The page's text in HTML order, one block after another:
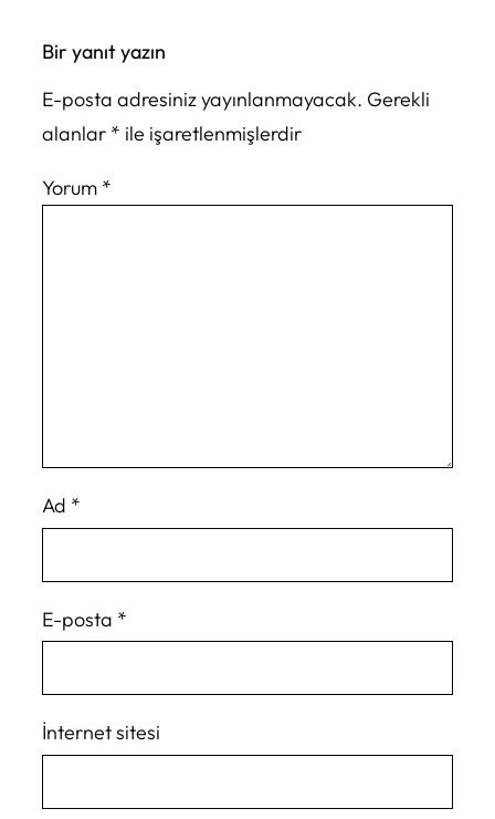
Bir yanıt yazın
E-posta adresiniz yayınlanmayacak. Gerekli
alanlar * ile işaretlenmişlerdir
Yorum *
Ad *
E-posta *
İnternet sitesi